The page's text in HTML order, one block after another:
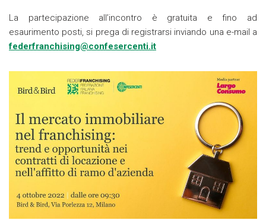
La partecipazione all’incontro è gratuita e fino ad
esaurimento posti, si prega di registrarsi inviando una e-mail a
federfranchising@confesercenti.it